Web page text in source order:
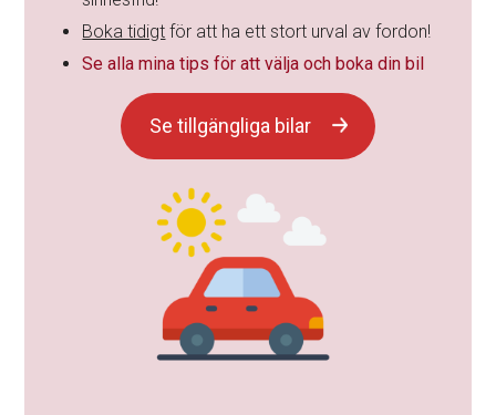
Boka tidigt för att ha ett stort urval av fordon!
Se alla mina tips för att välja och boka din bil
Se tillgängliga bilar